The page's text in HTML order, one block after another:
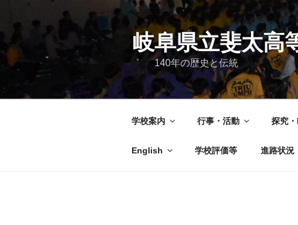
ン
岐阜県立斐太高
140年の歴史と伝統
学校案内 行事・活動 探究
English 学校評価等 進路状況